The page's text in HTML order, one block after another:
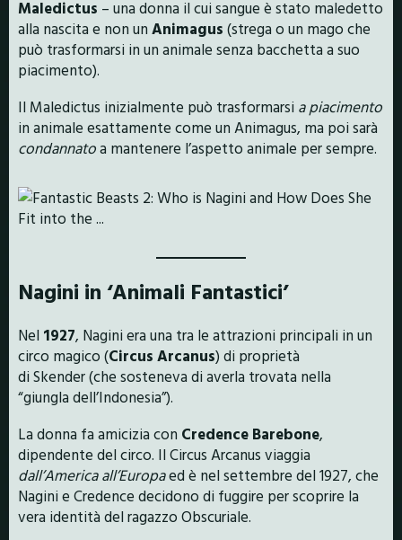
Maledictus – una donna il cui sangue è stato maledetto
alla nascita e non un Animagus (strega o un mago che
può trasformarsi in un animale senza bacchetta a suo
piacimento).
Il Maledictus inizialmente può trasformarsi a piacimento
in animale esattamente come un Animagus, ma poi sarà
condannatoa mantenere l’aspetto animale per sempre.
Nagini in ‘Animali Fantastici’
Nel 1927, Nagini era una tra le attrazioni principali in un
circo magico (Circus Arcanus) di proprietà
di Skender (che sosteneva di averla trovata nella
“giungla dell’Indonesia”).
La donna fa amicizia con Credence Barebone,
dipendente del circo. Il Circus Arcanus viaggia
dall’America all’Europaed è nel settembre del 1927, che
Nagini e Credence decidono di fuggire per scoprire la
vera identità del ragazzo Obscuriale.